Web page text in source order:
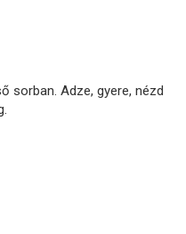
sorban. Adze, gyere, nézd